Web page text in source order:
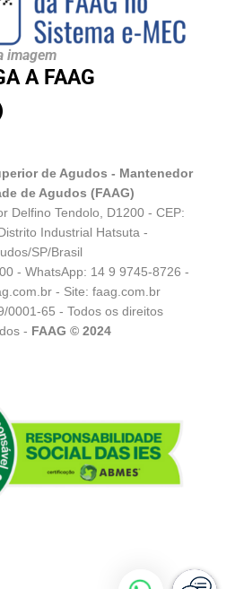
imagem
A FAAG
de Agudos - Mantenedor
de Agudos (FAAG)
Delfino Tendolo, D1200 - CEP:
Industrial Hatsuta -
SP/Brasil
- WhatsApp: 14 9 9745-8726-
- Site: faag.com.br
0001-65 - Todos os direitos
- FAAG © 2024